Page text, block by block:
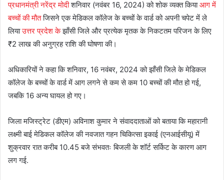
प्रधानमंत्री नरेंद्र मोदीशनिवार (नवंबर 16, 2024) को शोक व्यक्त कियाआग में
बच्चों की मौतजिसने एक मेडिकल कॉलेज के बच्चों के वार्ड को अपनी चपेट में ले
लियाउत्तर प्रदेश केझाँसी जिले और प्रत्येक मृतक के निकटतम परिजन के लिए
₹2 लाख की अनुग्रह राशि की घोषणा की।
अधिकारियों ने कहा कि शनिवार, 16 नवंबर, 2024 को झाँसी जिले के मेडिकल
कॉलेज के बच्चों के वार्ड में आग लगने से कम से कम 10 बच्चों की मौत हो गई,
जबकि 16 अन्य घायल हो गए।
जिला मजिस्ट्रेट (डीएम) अविनाश कुमार ने संवाददाताओं को बताया कि महारानी
लक्ष्मी बाई मेडिकल कॉलेज की नवजात गहन चिकित्सा इकाई (एनआईसीयू) में
शुक्रवार रात करीब 10.45 बजे संभवतः बिजली के शॉर्ट सर्किट के कारण आग
लग गई.